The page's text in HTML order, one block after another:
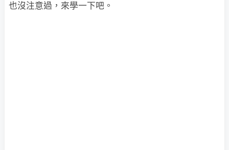
也沒注意過，來學一下吧。